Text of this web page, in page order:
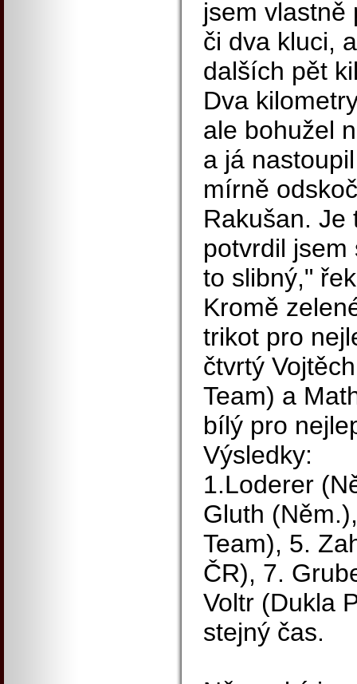
jsem vlastně
či dva kluci,
dalších pět
Dva
ale bohužel
a já
mírně
Rakušan.
potvrdil
to slibný,"
Kromě
trikot pro
čtvrtý
Team) a
bílý pro
Výsledky:
1.Loderer
Gluth
Team), 5.
ČR), 7.
Voltr (Dukla
stejný čas.